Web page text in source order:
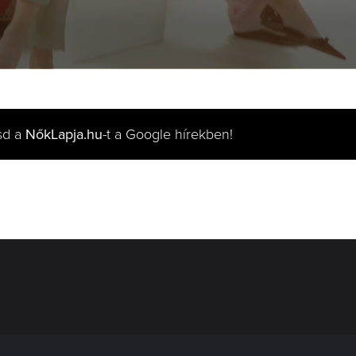
a NőkLapja.hu-t a Google hírekben!